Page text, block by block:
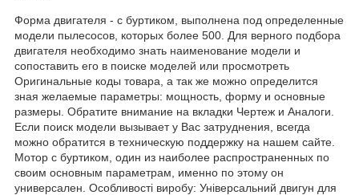
Форма двигателя - с буртиком, выполнена под определенные
модели пылесосов, которых более 500. Для верного подбора
двигателя необходимо знать наименование модели и
сопоставить его в поиске моделей или просмотреть
Оригинальные коды товара, а так же можно определится
зная желаемые параметры: мощность, форму и основные
размеры. Обратите внимание на вкладки Чертеж и Аналоги.
Если поиск модели вызывает у Вас затруднения, всегда
можно обратится в техническую поддержку на нашем сайте.
Мотор с буртиком, один из наиболее распространенных по
своим основным параметрам, именно по этому он
универсален. Особливості виробу: Універсальний двигун для